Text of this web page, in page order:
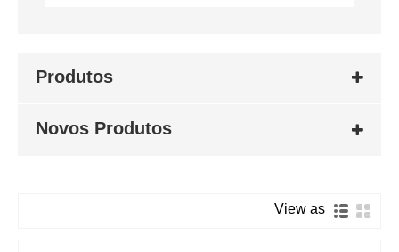
Produtos
Novos Produtos
View as